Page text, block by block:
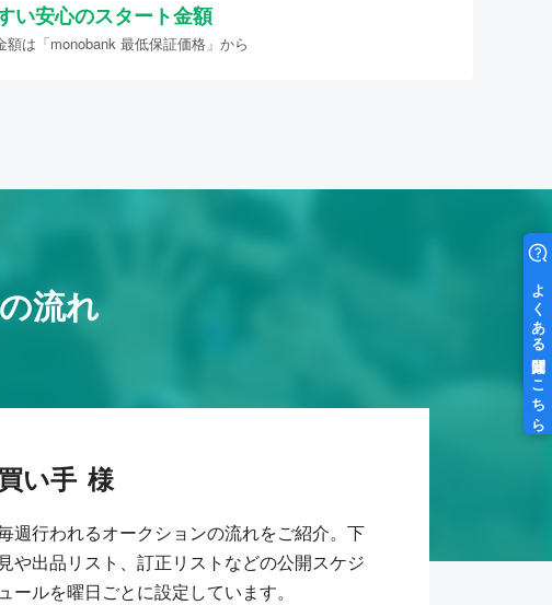
い安心のスタート金額
額は「monobank 最低保証価格」から
流れ
買い手
週行われるオークションの流れをご紹介。下
見や出品リスト、訂正リストなどの公開スケジ
ュールを曜日ごとに設定しています。